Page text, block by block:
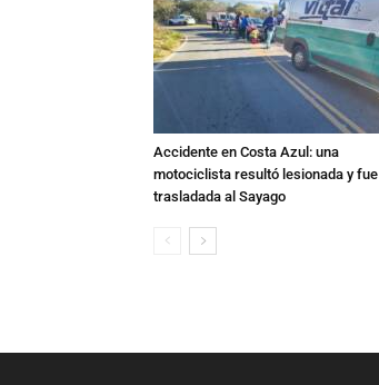
Accidente en Costa Azul: una
motociclista resultó lesionada y fue
trasladada al Sayago